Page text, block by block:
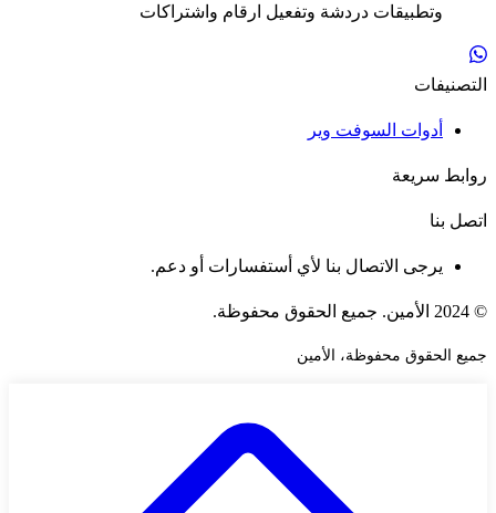
وتطبيقات دردشة وتفعيل ارقام واشتراكات
التصنيفات
أدوات السوفت وير
روابط سريعة
اتصل بنا
يرجى الاتصال بنا لأي أستفسارات أو دعم.
© 2024 الأمين. جميع الحقوق محفوظة.
جميع الحقوق محفوظة، الأمين